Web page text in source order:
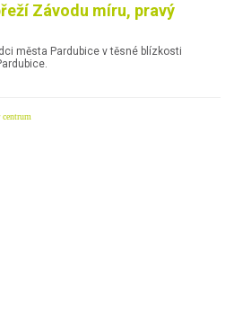
Závodu míru, pravý
města Pardubice v těsné blízkosti